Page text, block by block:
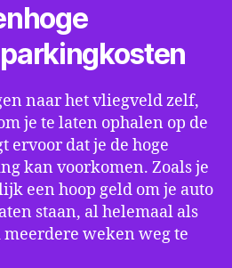
naar het vliegveld zelf,
je te laten ophalen op de
ervoor dat je de hoge
kan voorkomen. Zoals je
een hoop geld om je auto
staan, al helemaal als
weken weg te